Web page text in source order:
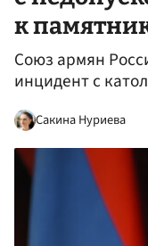
к
Союз армян
инцидент с
Сакина Нуриева